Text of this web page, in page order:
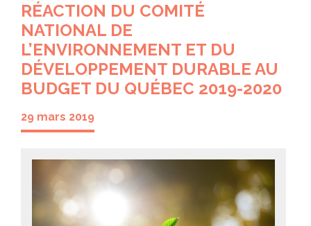
RÉACTION DU COMITÉ
NATIONAL DE
L’ENVIRONNEMENT ET DU
DÉVELOPPEMENT DURABLE AU
BUDGET DU QUÉBEC 2019-2020
29 mars 2019